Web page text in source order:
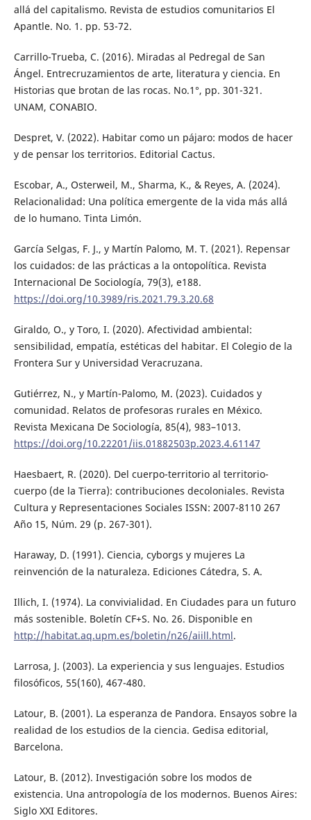
allá del capitalismo. Revista de estudios comunitarios El
Apantle. No. 1. pp. 53-72.
Carrillo-Trueba, C. (2016). Miradas al Pedregal de San
Ángel. Entrecruzamientos de arte, literatura y ciencia. En
Historias que brotan de las rocas. No.1°, pp. 301-321.
UNAM, CONABIO.
Despret, V. (2022). Habitar como un pájaro: modos de hacer
y de pensar los territorios. Editorial Cactus.
Escobar, A., Osterweil, M., Sharma, K., & Reyes, A. (2024).
Relacionalidad: Una política emergente de la vida más allá
de lo humano. Tinta Limón.
García Selgas, F. J., y Martín Palomo, M. T. (2021). Repensar
los cuidados: de las prácticas a la ontopolítica. Revista
Internacional De Sociología, 79(3), e188.
https://doi.org/10.3989/ris.2021.79.3.20.68
Giraldo, O., y Toro, I. (2020). Afectividad ambiental:
sensibilidad, empatía, estéticas del habitar. El Colegio de la
Frontera Sur y Universidad Veracruzana.
Gutiérrez, N., y Martín-Palomo, M. (2023). Cuidados y
comunidad. Relatos de profesoras rurales en México.
Revista Mexicana De Sociología, 85(4), 983–1013.
https://doi.org/10.22201/iis.01882503p.2023.4.61147
Haesbaert, R. (2020). Del cuerpo-territorio al territorio-
cuerpo (de la Tierra): contribuciones decoloniales. Revista
Cultura y Representaciones Sociales ISSN: 2007-8110 267
Año 15, Núm. 29 (p. 267-301).
Haraway, D. (1991). Ciencia, cyborgs y mujeres La
reinvención de la naturaleza. Ediciones Cátedra, S. A.
Illich, I. (1974). La convivialidad. En Ciudades para un futuro
más sostenible. Boletín CF+S. No. 26. Disponible en
http://habitat.aq.upm.es/boletin/n26/aiill.html.
Larrosa, J. (2003). La experiencia y sus lenguajes. Estudios
filosóficos, 55(160), 467-480.
Latour, B. (2001). La esperanza de Pandora. Ensayos sobre la
realidad de los estudios de la ciencia. Gedisa editorial,
Barcelona.
Latour, B. (2012). Investigación sobre los modos de
existencia. Una antropología de los modernos. Buenos Aires:
Siglo XXI Editores.